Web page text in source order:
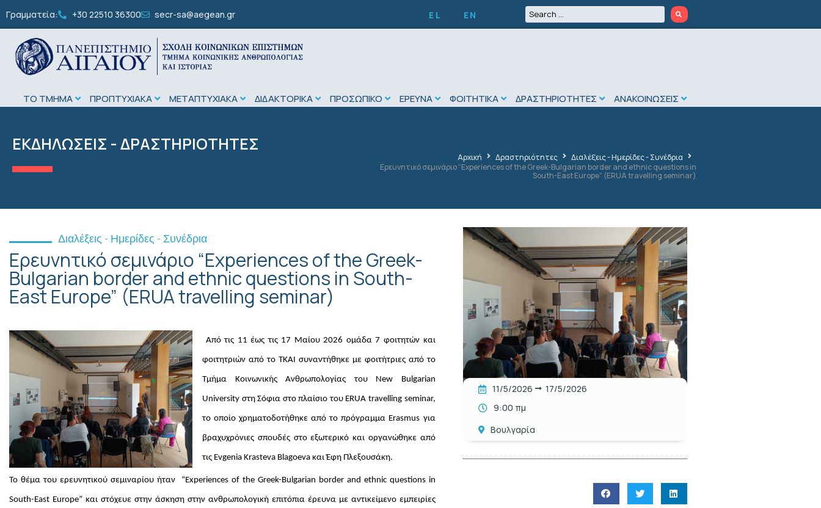
Γραμματεία: +30 22510 36300 secr-sa@aegean.gr EL EN
ΤΟ ΤΜΗΜΑ ΠΡΟΠΤΥΧΙΑΚΑ ΜΕΤΑΠΤΥΧΙΑΚΑ ΔΙΔΑΚΤΟΡΙΚΑ ΠΡΟΣΩΠΙΚΟ ΕΡΕΥΝΑ ΦΟΙΤΗΤΙΚΑ ΔΡΑΣΤΗΡΙΟΤΗΤΕΣ ΑΝΑΚΟΙΝΩΣΕΙΣ
ΕΚΔΗΛΩΣΕΙΣ - ΔΡΑΣΤΗΡΙΟΤΗΤΕΣ
Αρχική Δραστηριότητες
Διαλέξεις - Ημερίδες - Συνέδρια
Ερευνητικό σεμινάριο “Experiences of the Greek-Bulgarian border and ethnic questions in
South-East Europe” (ERUA travelling seminar)
Διαλέξεις - Ημερίδες - Συνέδρια
Ερευνητικό σεμινάριο “Experiences of the Greek-
Bulgarian border and ethnic questions in South-
East Europe” (ERUA travelling seminar)
Από τις 11 έως τις 17 Μαίου 2026 ομάδα 7 φοιτητών και
φοιτητριών από το ΤΚΑΙ συναντήθηκε με φοιτήτριες από το
Τμήμα Κοινωνικής Ανθρωπολογίας του New Bulgarian
University στη Σόφια στο πλαίσιο του ERUA travelling seminar,
το οποίο χρηματοδοτήθηκε από το πρόγραμμα Erasmus για
βραχυχρόνιες σπουδές στο εξωτερικό και οργανώθηκε από
τις Evgenia Krasteva Blagoeva και Έφη Πλεξουσάκη.
Το θέμα του ερευνητικού σεμιναρίου ήταν “Experiences of the Greek-Bulgarian border and ethnic questions in
South-East Europe” και στόχευε στην άσκηση στην ανθρωπολογική επιτόπια έρευνα με αντικείμενο εμπειρίες
11/5/2026
17/5/2026
9:00 πμ
Βουλγαρία